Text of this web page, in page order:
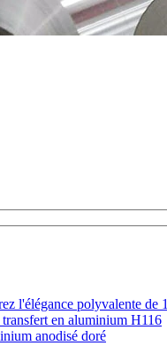
l'élégance polyvalente
en aluminium H116
anodisé doré